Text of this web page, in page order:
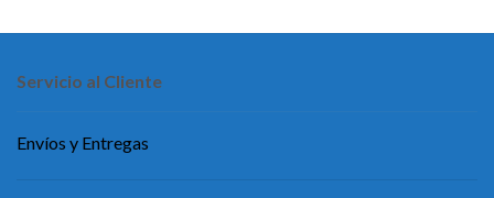
Servicio al Cliente
Envíos y Entregas